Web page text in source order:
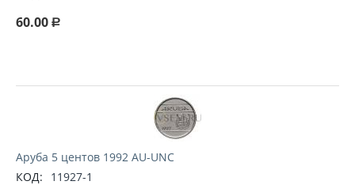
60.00 Р
Аруба 5 центов 1992 AU-UNC
КОД:
11927-1